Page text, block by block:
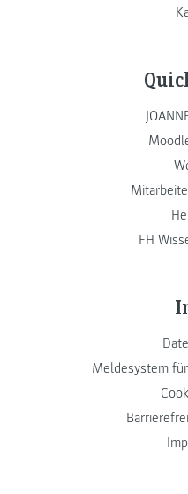
FH
Meldesystem